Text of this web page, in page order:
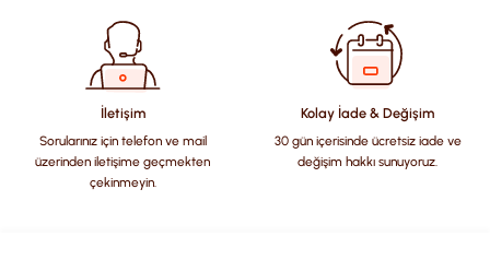
Ürün bilgilerinde hatalar bulunuyor.
Ürün fiyatı diğer sitelerden daha pahalı.
Bu ürüne benzer farklı alternatifler olmalı.
İletişim
Sorularınız için telefon ve mail
üzerinden iletişime geçmekten
çekinmeyin.
Kolay İade & Değişim
30 gün içerisinde ücretsiz iade ve
değişim hakkı sunuyoruz.